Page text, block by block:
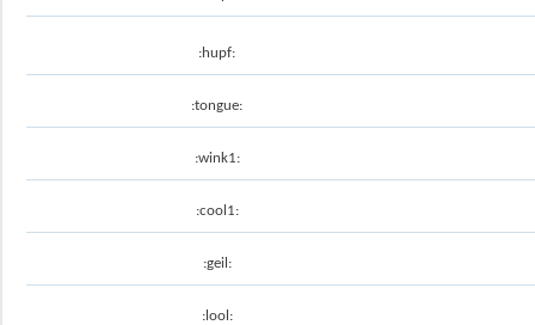
:hupf:
:tongue:
:wink1:
:cool1:
:geil:
:lool: